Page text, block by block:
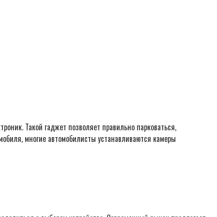
Такой гаджет позволяет правильно парковаться,
многие автомобилисты устанавливаются камеры